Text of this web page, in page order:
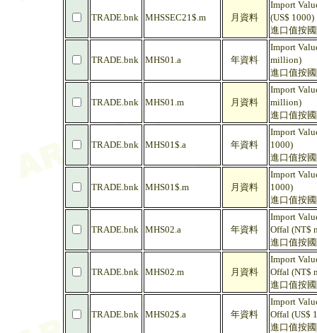
TRADE.bnk MHSSEC21$.m 月資料
Import
(US$ 1000)
進口值按
TRADE.bnk MHS01.a 年資料
Import
million)
進口值按
TRADE.bnk MHS01.m 月資料
Import
million)
進口值按
TRADE.bnk MHS01$.a 年資料
Import
1000)
進口值按
TRADE.bnk MHS01$.m 月資料
Import
1000)
進口值按
TRADE.bnk MHS02.a 年資料
Import
Offal (NT$
進口值按
TRADE.bnk MHS02.m 月資料
Import
Offal (NT$
進口值按
TRADE.bnk MHS02$.a 年資料
Import
Offal (US$
進口值按